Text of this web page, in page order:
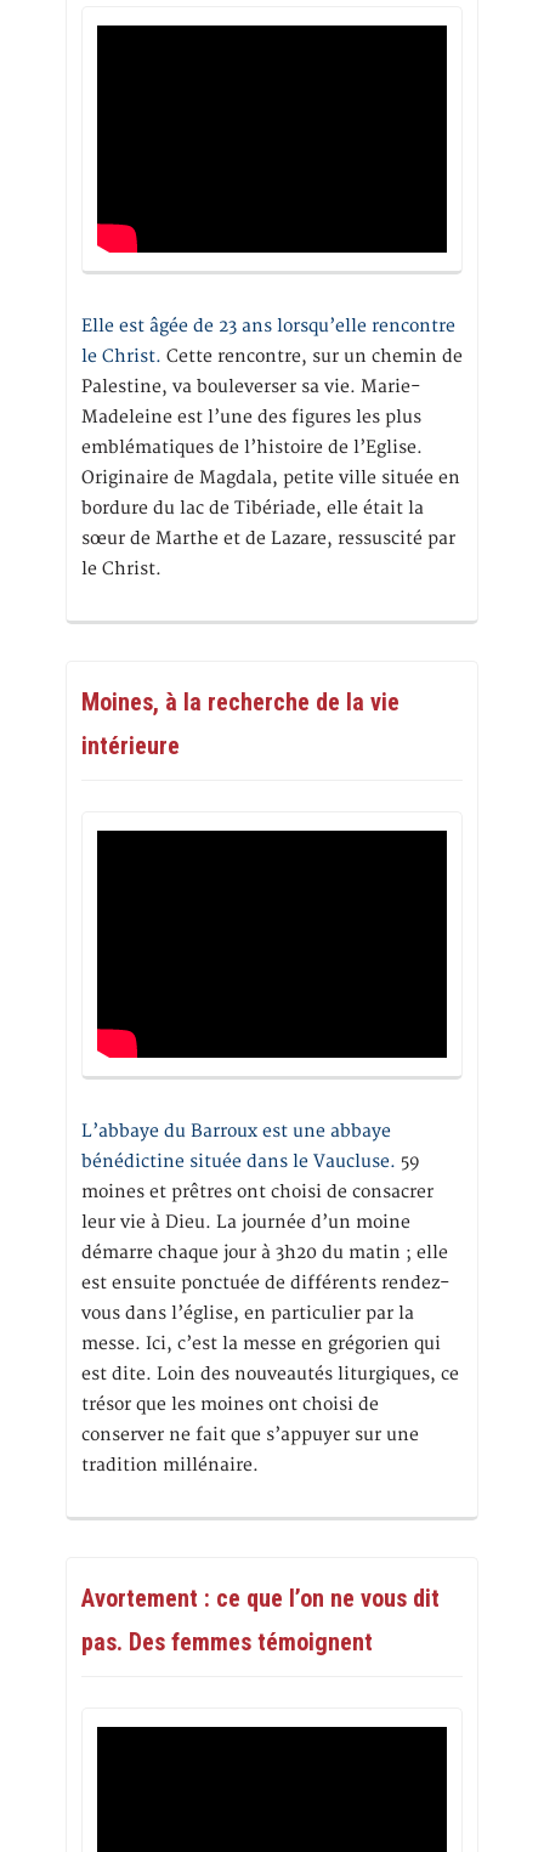
Elle est âgée de 23 ans lorsqu’elle rencontre
le Christ. Cette rencontre, sur un chemin de
Palestine, va bouleverser sa vie. Marie-
Madeleine est l’une des figures les plus
emblématiques de l’histoire de l’Eglise.
Originaire de Magdala, petite ville située en
bordure du lac de Tibériade, elle était la
sœur de Marthe et de Lazare, ressuscité par
le Christ.
Moines, à la recherche de la vie
intérieure
L’abbaye du Barroux est une abbaye
bénédictine située dans le Vaucluse. 59
moines et prêtres ont choisi de consacrer
leur vie à Dieu. La journée d’un moine
démarre chaque jour à 3h20 du matin ; elle
est ensuite ponctuée de différents rendez-
vous dans l’église, en particulier par la
messe. Ici, c’est la messe en grégorien qui
est dite. Loin des nouveautés liturgiques, ce
trésor que les moines ont choisi de
conserver ne fait que s’appuyer sur une
tradition millénaire.
Avortement : ce que l’on ne vous dit
pas. Des femmes témoignent